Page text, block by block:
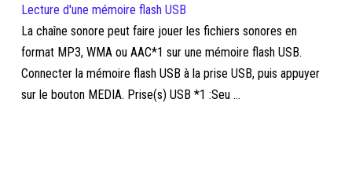
Lecture d'une mémoire flash USB
La chaîne sonore peut faire jouer les fichiers sonores en
format MP3, WMA ou AAC*1 sur une mémoire flash USB.
Connecter la mémoire flash USB à la prise USB, puis appuyer
sur le bouton MEDIA. Prise(s) USB *1 :Seu ...